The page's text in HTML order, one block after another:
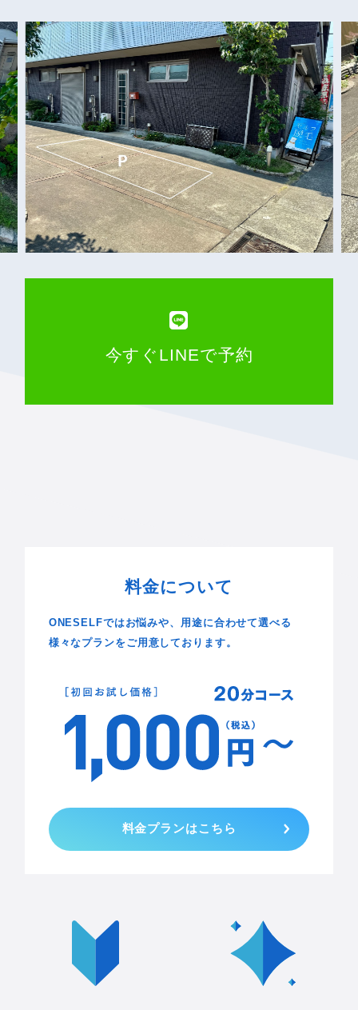
今すぐLINEで予約
料金について
ONESELFではお悩みや、用途に合わせて選べる
様々なプランをご用意しております。
料金プランはこちら